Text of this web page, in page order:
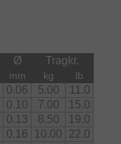
Ø Tragkr.
mm kg lb
0.06 5.00
11.0
0.10 7.00
15.0
0.13 8.50
19.0
0.16 10.00
22.0